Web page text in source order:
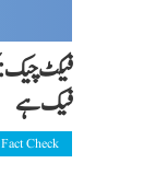
فیک ہے
Fact Check